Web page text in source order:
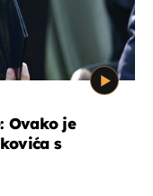
Ovako je
s